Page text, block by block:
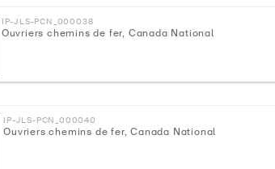
IP-JLS-PCN_000038
Ouvriers chemins de fer, Canada National
IP-JLS-PCN_000040
Ouvriers chemins de fer, Canada National